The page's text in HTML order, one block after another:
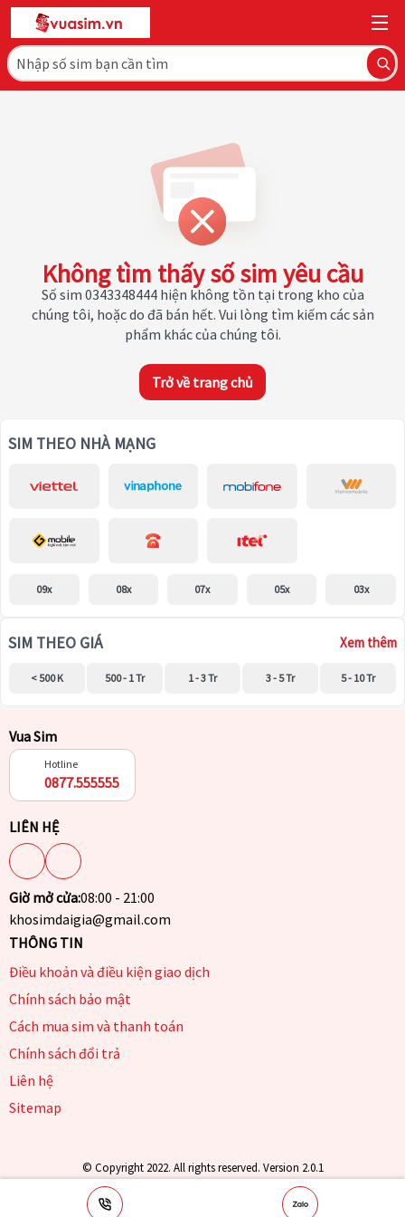
Không tìm thấy số sim yêu cầu
Số sim 0343348444 hiện không tồn tại trong kho của
chúng tôi, hoặc do đã bán hết. Vui lòng tìm kiếm các sản
phẩm khác của chúng tôi.
Trở về trang chủ
SIM THEO NHÀ MẠNG
09x 08x 07x 05x 03x
SIM THEO GIÁ Xem thêm
< 500 K 500 - 1 Tr 1 - 3 Tr 3 - 5 Tr 5 - 10 Tr
Vua Sim
Hotline
0877.555555
LIÊN HỆ
Giờ mở cửa:08:00 - 21:00
khosimdaigia@gmail.com
THÔNG TIN
Điều khoản và điều kiện giao dịch
Chính sách bảo mật
Cách mua sim và thanh toán
Chính sách đổi trả
Liên hệ
Sitemap
© Copyright 2022. All rights reserved. Version 2.0.1